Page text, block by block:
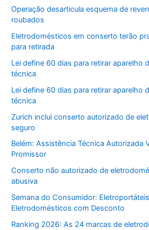
Operação desarticula esquema de
roubados
Eletrodomésticos em conserto terão
para retirada
Lei define 60 dias para retirar aparelho
técnica
Lei define 60 dias para retirar aparelho
técnica
Zurich inclui conserto autorizado de
seguro
Belém: Assistência Técnica Autorizada
Promissor
Conserto não autorizado de
abusiva
Semana do Consumidor:
Eletrodomésticos com Desconto
Ranking 2026: As 24 marcas de